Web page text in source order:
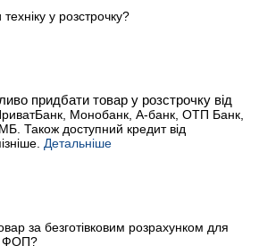
у розстрочку?
придбати товар у розстрочку від
Монобанк, А-банк, ОТП Банк,
Також доступний кредит від
Детальніше
за безготівковим розрахунком для
ФОП?